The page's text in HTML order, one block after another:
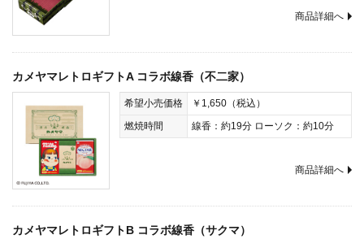
商品詳細へ
カメヤマレトロギフトA コラボ線香（不二家）
希望小売価格
￥1,650（税込）
燃焼時間
線香：約19分 ローソク：約10分
商品詳細へ
カメヤマレトロギフトB コラボ線香（サクマ）